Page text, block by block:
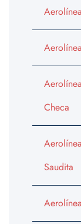
Checa
Saudita